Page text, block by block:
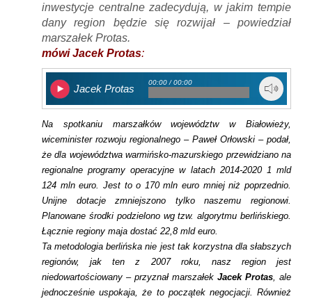
inwestycje centralne zadecydują, w jakim tempie
dany region będzie się rozwijał – powiedział
marszałek Protas.
mówi Jacek Protas:
Jacek Protas
00:00 / 00:00
Na spotkaniu marszałków województw w Białowieży,
wiceminister rozwoju regionalnego – Paweł Orłowski – podał,
że dla województwa warmińsko-mazurskiego przewidziano na
regionalne programy operacyjne w latach 2014-2020 1 mld
124 mln euro. Jest to o 170 mln euro mniej niż poprzednio.
Unijne dotacje zmniejszono tylko naszemu regionowi.
Planowane środki podzielono wg tzw. algorytmu berlińskiego.
Łącznie regiony maja dostać 22,8 mld euro.
Ta metodologia berlińska nie jest tak korzystna dla słabszych
regionów, jak ten z 2007 roku, nasz region jest
niedowartościowany – przyznał marszałek Jacek Protas , ale
jednocześnie uspokaja, że to początek negocjacji. Również